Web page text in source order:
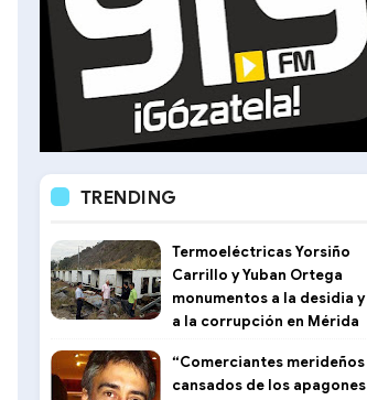
TRENDING
Termoeléctricas Yorsiño
Carrillo y Yuban Ortega
monumentos a la desidia y
a la corrupción en Mérida
“Comerciantes merideños
cansados de los apagones